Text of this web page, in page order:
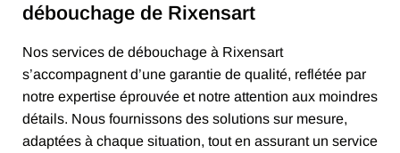
débouchage de Rixensart
Nos services de débouchage à Rixensart
s’accompagnent d’une garantie de qualité, reflétée par
notre expertise éprouvée et notre attention aux moindres
détails. Nous fournissons des solutions sur mesure,
adaptées à chaque situation, tout en assurant un service